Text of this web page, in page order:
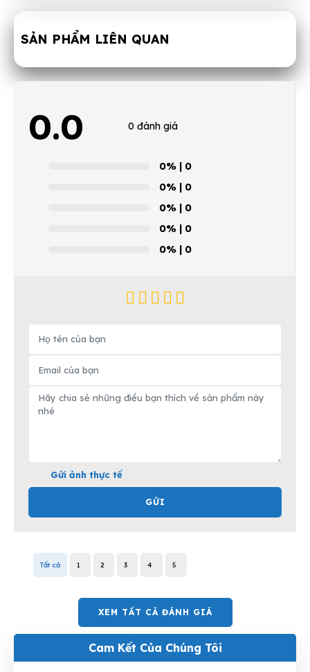
SẢN PHẨM LIÊN QUAN
0.0 0 đánh giá
0% | 0
0% | 0
0% | 0
0% | 0
0% | 0
Gửi ảnh thực tế
GỬI
Tất cả 1 2 3 4 5
XEM TẤT CẢ ĐÁNH GIÁ
Cam Kết Của Chúng Tôi